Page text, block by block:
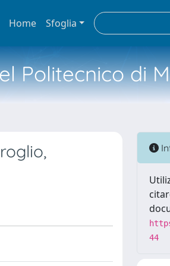
Home Sfoglia
Politecnico di
44